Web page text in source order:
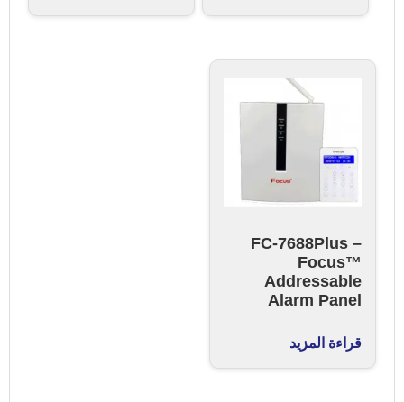
FC-7688Plus –
Focus™
Addressable
Alarm Panel
قراءة المزيد